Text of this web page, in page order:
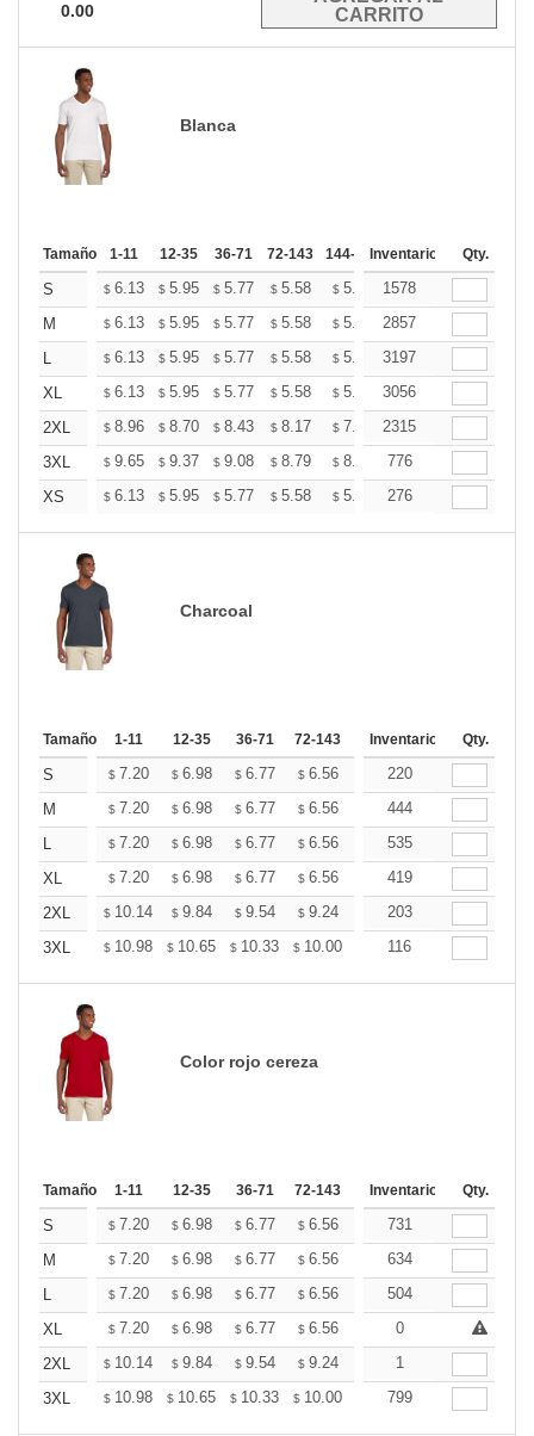
0.00
Blanca
Tamaño 1-11 12-35 36-71 72-143 144-287 288 + Mas
Inventario Qty.
S $ 6.13 $ 5.95 $ 5.77 $ 5.58 $ 5.40 $5.31
1578
M
$ 6.13 $ 5.95 $ 5.77 $ 5.58 $ 5.40 $5.31
2857
L
$ 6.13 $ 5.95 $ 5.77 $ 5.58 $ 5.40 $5.31
3197
XL
$ 6.13 $ 5.95 $ 5.77 $ 5.58 $ 5.40 $5.31
3056
2XL
$ 8.96 $ 8.70 $ 8.43 $ 8.17 $ 7.90 $7.77
2315
3XL
$ 9.65 $ 9.37 $ 9.08 $ 8.79 $ 8.51 $8.37
776
XS
$ 6.13 $ 5.95 $ 5.77 $ 5.58 $ 5.40 $5.31
276
Charcoal
Tamaño 1-11 12-35 36-71 72-143 144-287 288 + Mas
Inventario Qty.
S $ 7.20 $ 6.98 $ 6.77 $ 6.56 6.34
220
M
$ 7.20 $ 6.98 $ 6.77 $ 6.56 6.34
444
L
$ 7.20 $ 6.98 $ 6.77 $ 6.56 6.34
535
XL
$ 7.20 $ 6.98 $ 6.77 $ 6.56 6.34
419
2XL
$ 10.14 $ 9.84 $ 9.54 $ 9.24 8.94
203
3XL
$ 10.98 $ 10.65 $ 10.33 $ 10.00 9.67
116
Color rojo cereza
Tamaño 1-11 12-35 36-71 72-143 144-287 288 + Mas
Inventario Qty.
S $ 7.20 $ 6.98 $ 6.77 $ 6.56 6.34
731
M
$ 7.20 $ 6.98 $ 6.77 $ 6.56 6.34
634
L
$ 7.20 $ 6.98 $ 6.77 $ 6.56 6.34
504
XL
$ 7.20 $ 6.98 $ 6.77 $ 6.56 6.34
0
2XL
$ 10.14 $ 9.84 $ 9.54 $ 9.24 8.94
1
3XL
$ 10.98 $ 10.65 $ 10.33 $ 10.00 9.67
799